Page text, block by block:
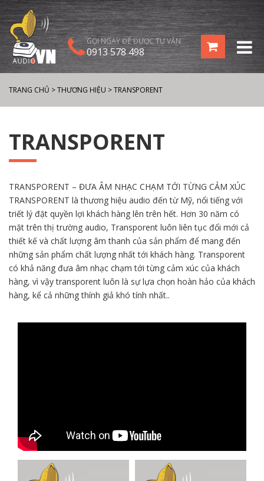
GỌI NGAY ĐỂ ĐƯỢC TƯ VẤN
0913 578 498
TRANG CHỦ >THƯƠNG HIỆU >TRANSPORENT
TRANSPORENT
TRANSPORENT – ĐƯA ÂM NHẠC CHẠM TỚI TỪNG CẢM XÚC
TRANSPORENT là thương hiệu audio đến từ Mỹ, nổi tiếng với
triết lý đặt quyền lợi khách hàng lên trên hết. Hơn 30 năm có
mặt trên thị trường audio, Transporent luôn liên tục đổi mới cả
thiết kế và chất lượng âm thanh của sản phẩm để mang đến
những sản phẩm chất lượng nhất tới khách hàng. Transporent
có khả năng đưa âm nhạc chạm tới từng cảm xúc của khách
hàng, vì vậy transporent luôn là sự lựa chọn hoàn hảo của khách
hàng, kể cả những thính giả khó tính nhất..